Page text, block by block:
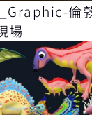
倫
場